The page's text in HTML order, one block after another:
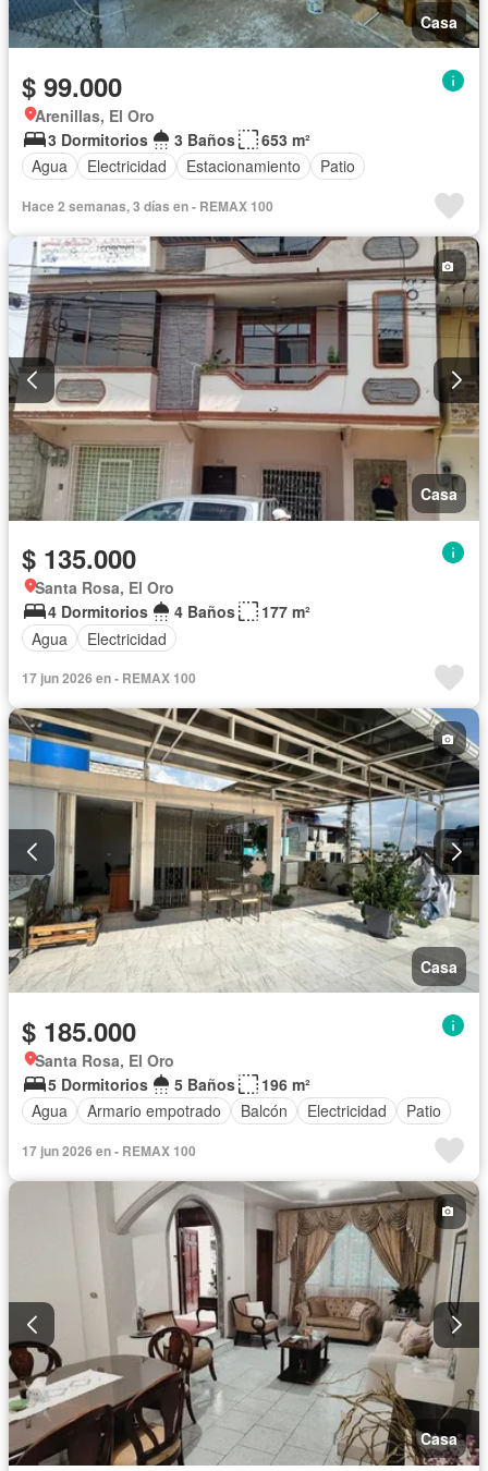
Casa
$ 99.000
Arenillas, El Oro
3 Dormitorios
3 Baños
653 m²
Agua
Electricidad Estacionamiento Patio
Hace 2 semanas, 3 días en - REMAX 100
Casa
$ 135.000
Santa Rosa, El Oro
4 Dormitorios
4 Baños
177 m²
Agua
Electricidad
17 jun 2026 en - REMAX 100
Casa
$ 185.000
Santa Rosa, El Oro
5 Dormitorios
5 Baños
196 m²
Agua
Armario empotrado Balcón Electricidad Patio
17 jun 2026 en - REMAX 100
Casa